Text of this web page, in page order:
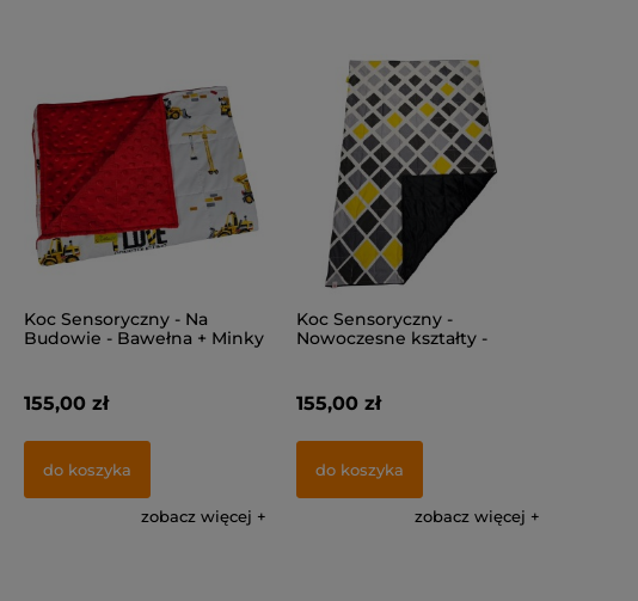
Koc Sensoryczny - Na
Budowie - Bawełna + Minky
155,00 zł
do koszyka
zobacz więcej
Koc Sensoryczny -
Nowoczesne kształty -
155,00 zł
do koszyka
zobacz więcej